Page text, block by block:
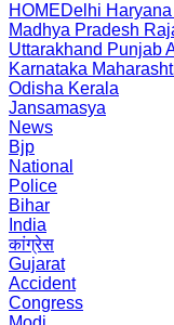
HOMEDelhi Haryana
Madhya Pradesh
Uttarakhand Punjab
Karnataka
Odisha Kerala
Jansamasya
News
Bjp
National
Police
Bihar
India
कांग्रेस
Gujarat
Accident
Congress